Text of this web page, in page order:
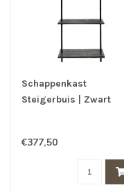
Schappenkast
Steigerbuis | Zwart
€377,50